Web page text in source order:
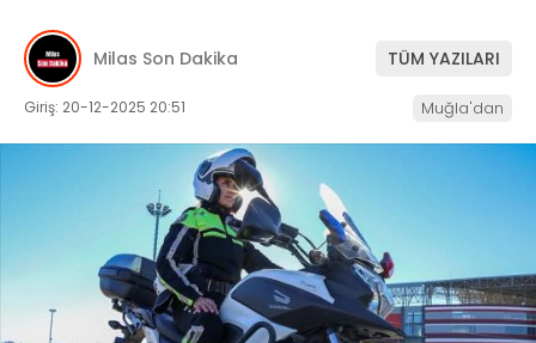
WhatsApp
İhbar Hattı
İLETIŞIM
KÜNYE
Milas Son Dakika TÜM YAZILARI
Giriş: 20-12-2025 20:51 Muğla'dan